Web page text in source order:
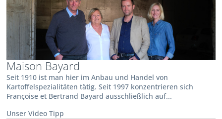
Maison Bayard
Seit 1910 ist man hier im Anbau und Handel von
Kartoffelspezialitäten tätig. Seit 1997 konzentrieren sich
Françoise et Bertrand Bayard ausschließlich auf...
Unser Video Tipp